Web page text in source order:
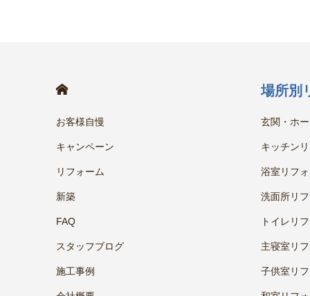
お客様自慢
キャンペーン
リフォーム
新築
FAQ
スタッフブログ
施工事例
場所別
玄関・ホ
キッチン
浴室リフ
洗面所リ
トイレリ
主寝室リ
子供室リ